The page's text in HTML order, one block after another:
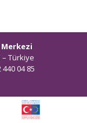
Türkiye
440 04 85